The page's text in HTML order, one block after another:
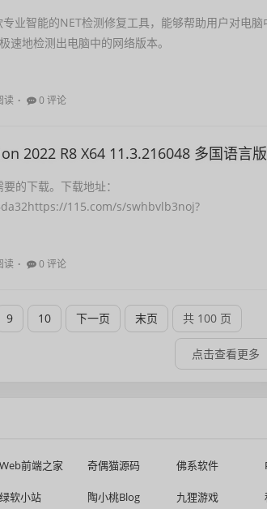
业智能的NET检测修复工具，能够帮助用户对电脑
地检测出电脑中的网络版本。
读 0 评论
2022 R8 X64 11.3.216048 多国语言版
的下载。下载地址：
115.com/s/swhbvlb3noj?
读 0 评论
9 10 下一页 末页 共 100 页
点击查看更多
Web前端之家 奇偶猫源码 佛系软件
绿软小站 陶小桃Blog 九狸游戏